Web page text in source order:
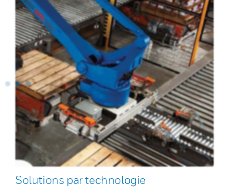
Solutions par technologie